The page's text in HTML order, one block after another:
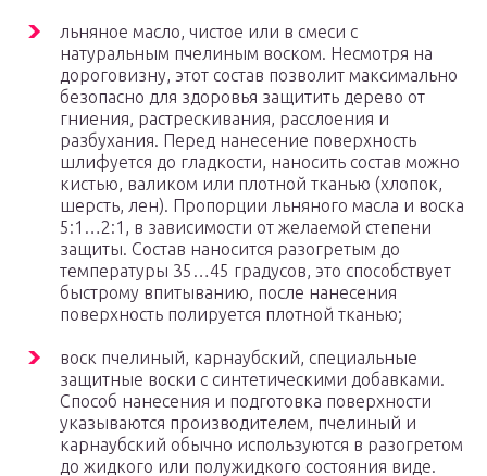
льняное масло, чистое или в смеси с
натуральным пчелиным воском. Несмотря на
дороговизну, этот состав позволит максимально
безопасно для здоровья защитить дерево от
гниения, растрескивания, расслоения и
разбухания. Перед нанесение поверхность
шлифуется до гладкости, наносить состав можно
кистью, валиком или плотной тканью (хлопок,
шерсть, лен). Пропорции льняного масла и воска
5:1…2:1, в зависимости от желаемой степени
защиты. Состав наносится разогретым до
температуры 35…45 градусов, это способствует
быстрому впитыванию, после нанесения
поверхность полируется плотной тканью;
воск пчелиный, карнаубский, специальные
защитные воски с синтетическими добавками.
Способ нанесения и подготовка поверхности
указываются производителем, пчелиный и
карнаубский обычно используются в разогретом
до жидкого или полужидкого состояния виде.